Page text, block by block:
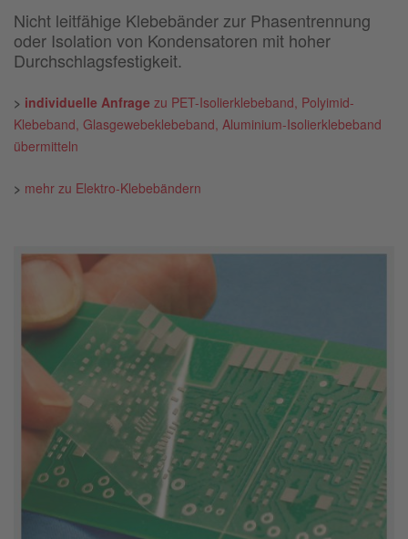
Nicht leitfähige Klebebänder zur Phasentrennung
oder Isolation von Kondensatoren mit hoher
Durchschlagsfestigkeit.
> individuelle Anfrage zu PET-Isolierklebeband, Polyimid-
Klebeband, Glasgewebeklebeband, Aluminium-Isolierklebeband
übermitteln
> mehr zu Elektro-Klebebändern